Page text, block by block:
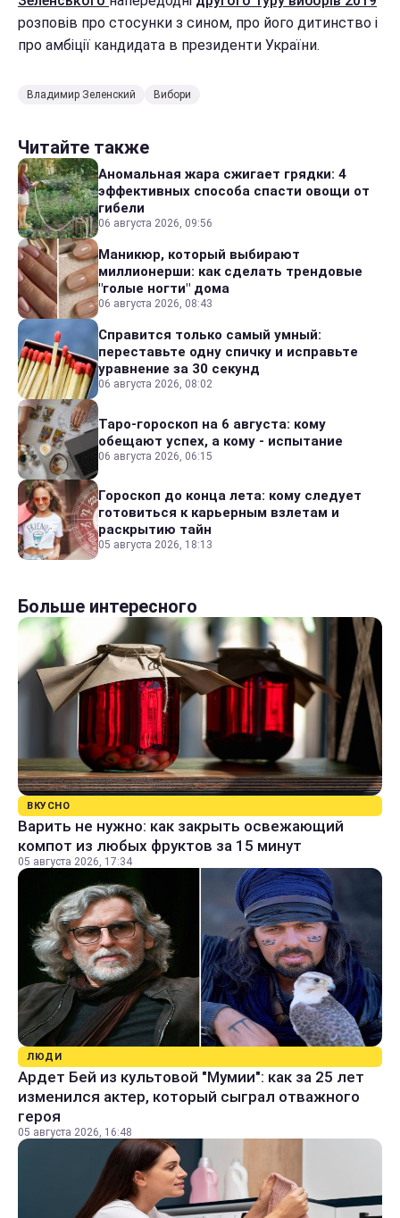
розповів про стосунки з сином, про його дитинство і
про амбіції кандидата в президенти України.
Владимир Зеленский Вибори
Читайте также
Аномальная жара сжигает грядки: 4
эффективных способа спасти овощи от
гибели
06 августа 2026, 09:56
Маникюр, который выбирают
миллионерши: как сделать трендовые
"голые ногти" дома
06 августа 2026, 08:43
Справится только самый умный:
переставьте одну спичку и исправьте
уравнение за 30 секунд
06 августа 2026, 08:02
Таро-гороскоп на 6 августа: кому
обещают успех, а кому - испытание
06 августа 2026, 06:15
Гороскоп до конца лета: кому следует
готовиться к карьерным взлетам и
раскрытию тайн
05 августа 2026, 18:13
Больше интересного
ВКУСНО
Варить не нужно: как закрыть освежающий
компот из любых фруктов за 15 минут
05 августа 2026, 17:34
ЛЮДИ
Ардет Бей из культовой "Мумии": как за 25 лет
изменился актер, который сыграл отважного
героя
05 августа 2026, 16:48